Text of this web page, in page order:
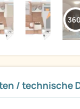
/ technische